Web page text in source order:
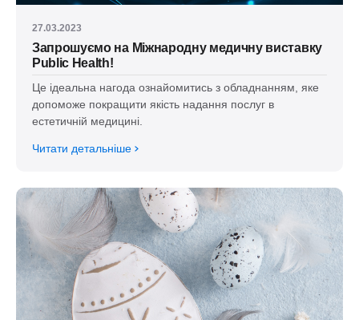
27.03.2023
Запрошуємо на Міжнародну медичну виставку
Public Health!
Це ідеальна нагода ознайомитись з обладнанням, яке
допоможе покращити якість надання послуг в
естетичній медицині.
Читати детальніше